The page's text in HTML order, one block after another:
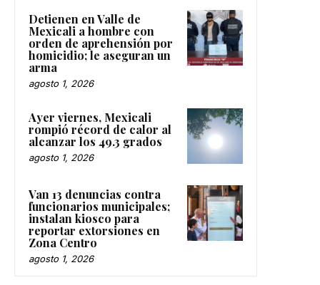
Detienen en Valle de
Mexicali a hombre con
orden de aprehensión por
homicidio; le aseguran un
arma
agosto 1, 2026
Ayer viernes, Mexicali
rompió récord de calor al
alcanzar los 49.3 grados
agosto 1, 2026
Van 13 denuncias contra
funcionarios municipales;
instalan kiosco para
reportar extorsiones en
Zona Centro
agosto 1, 2026